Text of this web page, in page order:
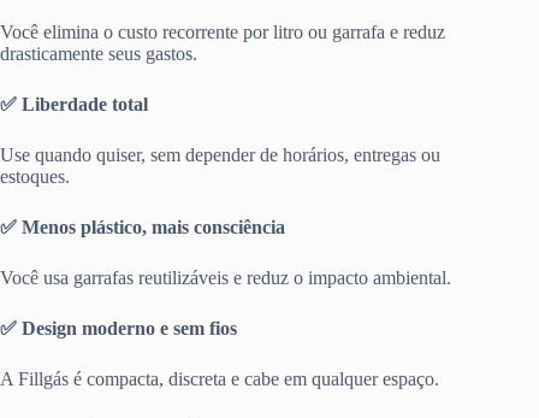
Você elimina o custo recorrente por litro ou garrafa e reduz
drasticamente seus gastos.
✅ Liberdade total
Use quando quiser, sem depender de horários, entregas ou
estoques.
✅ Menos plástico, mais consciência
Você usa garrafas reutilizáveis e reduz o impacto ambiental.
✅ Design moderno e sem fios
A Fillgás é compacta, discreta e cabe em qualquer espaço.